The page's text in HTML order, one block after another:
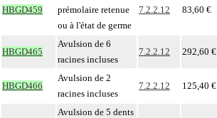
HBGD459
prémolaire retenue
ou à l'état de germe
7.2.2.12 83,60 €
HBGD465
Avulsion de 6
racines incluses
7.2.2.12 292,60 €
HBGD466
Avulsion de 2
racines incluses
7.2.2.12 125,40 €
Avulsion de 5 dents